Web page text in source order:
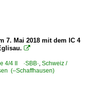
7. Mai 2018 mit dem IC 4

4/4 II ·SBB·, Schweiz /
(–Schaffhausen)